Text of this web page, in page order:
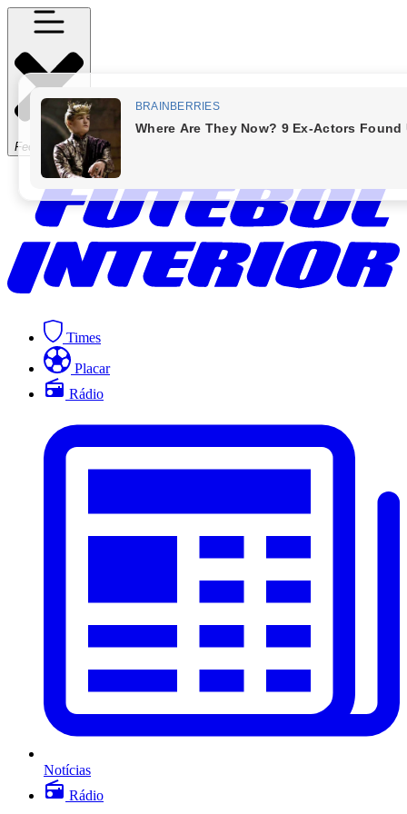
Fechar Menu
Times
Placar
Rádio
Notícias
Rádio